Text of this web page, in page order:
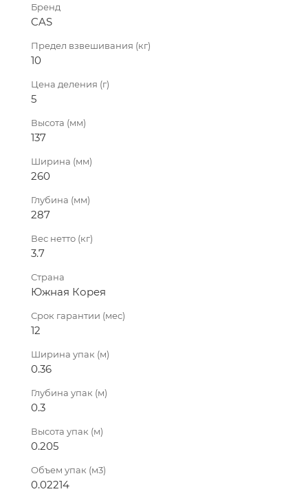
Бренд
CAS
Предел взвешивания (кг)
10
Цена деления (г)
5
Высота (мм)
137
Ширина (мм)
260
Глубина (мм)
287
Вес нетто (кг)
3.7
Страна
Южная Корея
Срок гарантии (мес)
12
Ширина упак (м)
0.36
Глубина упак (м)
0.3
Высота упак (м)
0.205
Объем упак (м3)
0.02214